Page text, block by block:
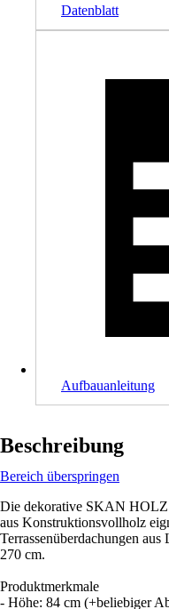
Datenblatt
Aufbauanleitung
Beschreibung
Bereich überspringen
Die dekorative SKAN HOLZ
aus Konstruktionsvollholz
Terrassenüberdachungen
270 cm.
Produktmerkmale
- Höhe: 84 cm (+beliebiger